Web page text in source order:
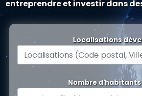
entreprendre et investir dans
Localisations
Nombre